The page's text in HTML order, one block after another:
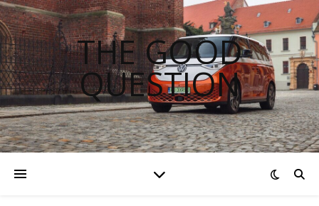
THE GOOD
QUESTION